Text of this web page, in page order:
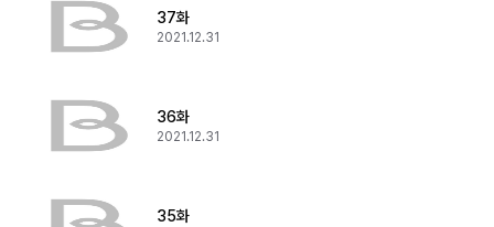
37화
2021.12.31
36화
2021.12.31
35화